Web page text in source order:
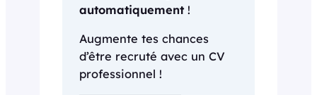
automatiquement!
Augmente tes chances
d’être recruté avec un CV
professionnel !